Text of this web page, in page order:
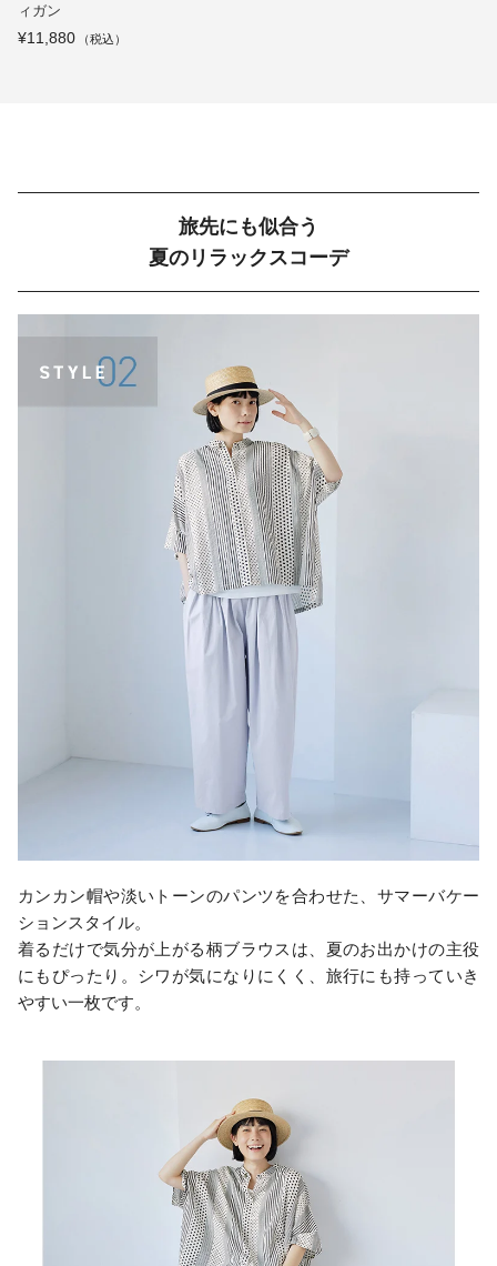
ィガン
¥11,880
旅先にも似合う
夏のリラックスコーデ
カンカン帽や淡いトーンのパンツを合わせた、サマーバケー
ションスタイル。
着るだけで気分が上がる柄ブラウスは、夏のお出かけの主役
にもぴったり。シワが気になりにくく、旅行にも持っていき
やすい一枚です。